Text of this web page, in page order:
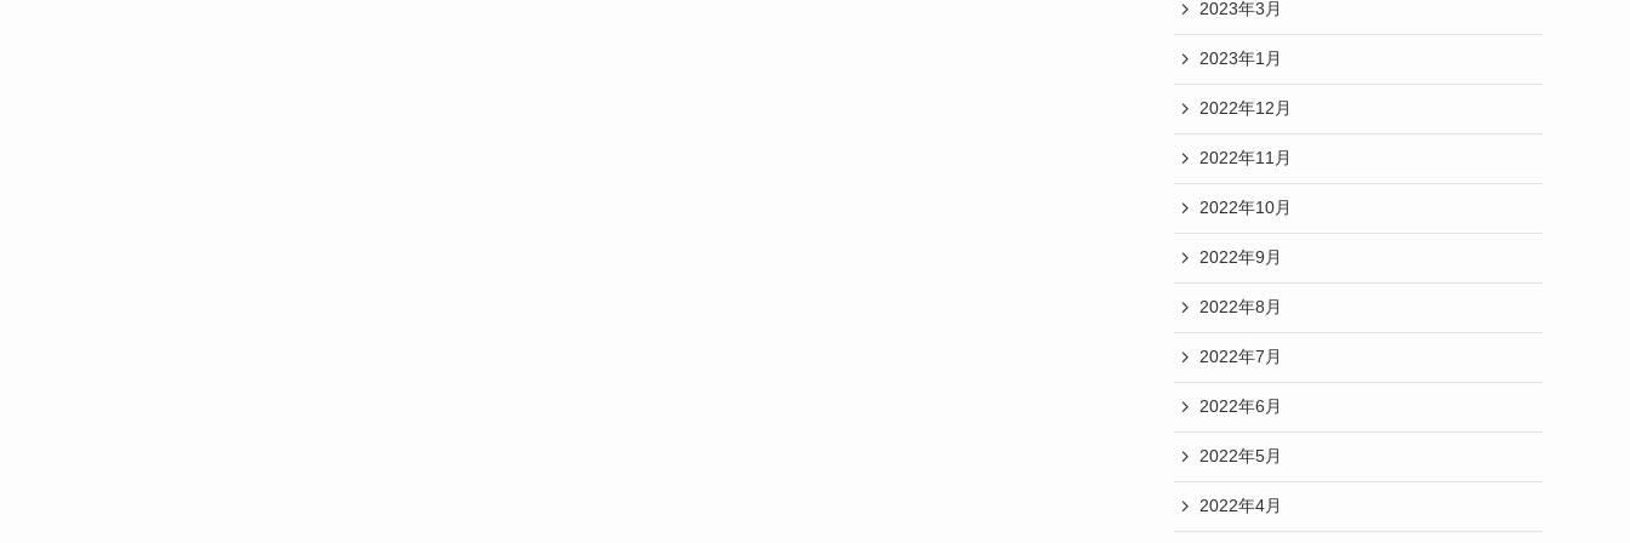
2023年3月
2023年1月
2022年12月
2022年11月
2022年10月
2022年9月
2022年8月
2022年7月
2022年6月
2022年5月
2022年4月